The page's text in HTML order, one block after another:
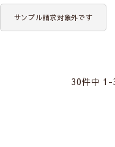
サンプル請求対象外です
30件中 1 -